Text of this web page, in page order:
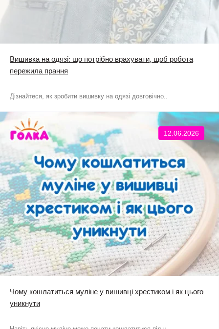
Вишивка на одязі: що потрібно врахувати, щоб робота
пережила прання
Дізнайтеся, як зробити вишивку на одязі довговічно..
12.06.2026
Чому кошлатиться муліне у вишивці хрестиком і як цього
уникнути